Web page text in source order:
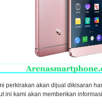
perkirakan akan dijual dikisaran
ini kami akan memberikan